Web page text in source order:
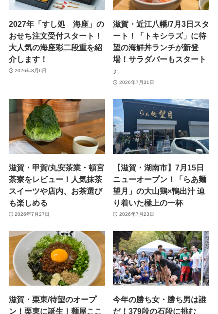
2027年「すし処 海座」の
おせち注文受付スタート！
大人気の海座彩二段重を紹
介します！
2026年8月6日
滋賀・近江八幡/7月3日スタ
ート！「トキシラズ」に待
望の海鮮丼ランチが新登
場！サラダバーもスタート
♪
2026年7月31日
滋賀・甲賀/丸安茶業・頓宮
茶寮をレビュー！人気抹茶
スイーツや店内、お茶選び
も楽しめる
2026年7月27日
【滋賀・湖南市】7月15日
ニューオープン！「らあ麺
望月」の大山鶏×鴨出汁 辿
り着いた極上の一杯
2026年7月23日
滋賀・栗東/待望のオープ
ン！栗東に誕生！麺屋ここ
今年の勝ち女・勝ち男は誰
だ！379段の石段に挑む